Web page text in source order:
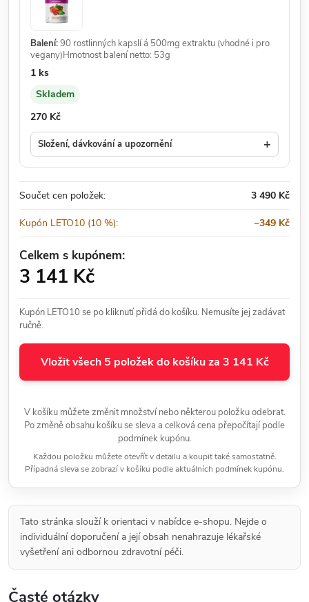
Balení:90 rostlinných kapslí á 500mg extraktu (vhodné i pro
vegany)Hmotnost balení netto: 53g
Množství:
1 ks
Dostupnost:
Skladem
Cena:
270 Kč
Složení, dávkování a upozornění +
Součet cen položek: 3 490 Kč
Kupón LETO10 (10 %): −349 Kč
Celkem s kupónem:
3 141 Kč
Kupón LETO10 se po kliknutí přidá do košíku. Nemusíte jej zadávat
ručně.
Vložit všech 5 položek do košíku za 3 141 Kč
V košíku můžete změnit množství nebo některou položku odebrat.
Po změně obsahu košíku se sleva a celková cena přepočítají podle
podmínek kupónu.
Každou položku můžete otevřít v detailu a koupit také samostatně.
Případná sleva se zobrazí v košíku podle aktuálních podmínek kupónu.
Tato stránka slouží k orientaci v nabídce e-shopu. Nejde o
individuální doporučení a její obsah nenahrazuje lékařské
vyšetření ani odbornou zdravotní péči.
Časté otázky